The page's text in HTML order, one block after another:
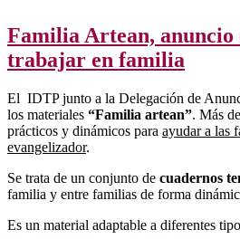
Familia Artean,
trabajar en familia
El IDTP junto a la Delegación de
los materiales “Familia artean”. Más
prácticos y dinámicos para ayudar a las
evangelizador.
Se trata de un conjunto de cuadernos
familia y entre familias de forma
Es un material adaptable a diferentes